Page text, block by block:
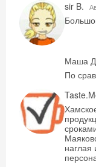
sir B.
Маша
По